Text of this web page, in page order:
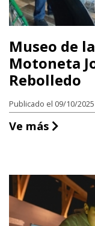
Museo de
Motoneta
Rebolledo
Publicado el 09/10/
Ve más Museo